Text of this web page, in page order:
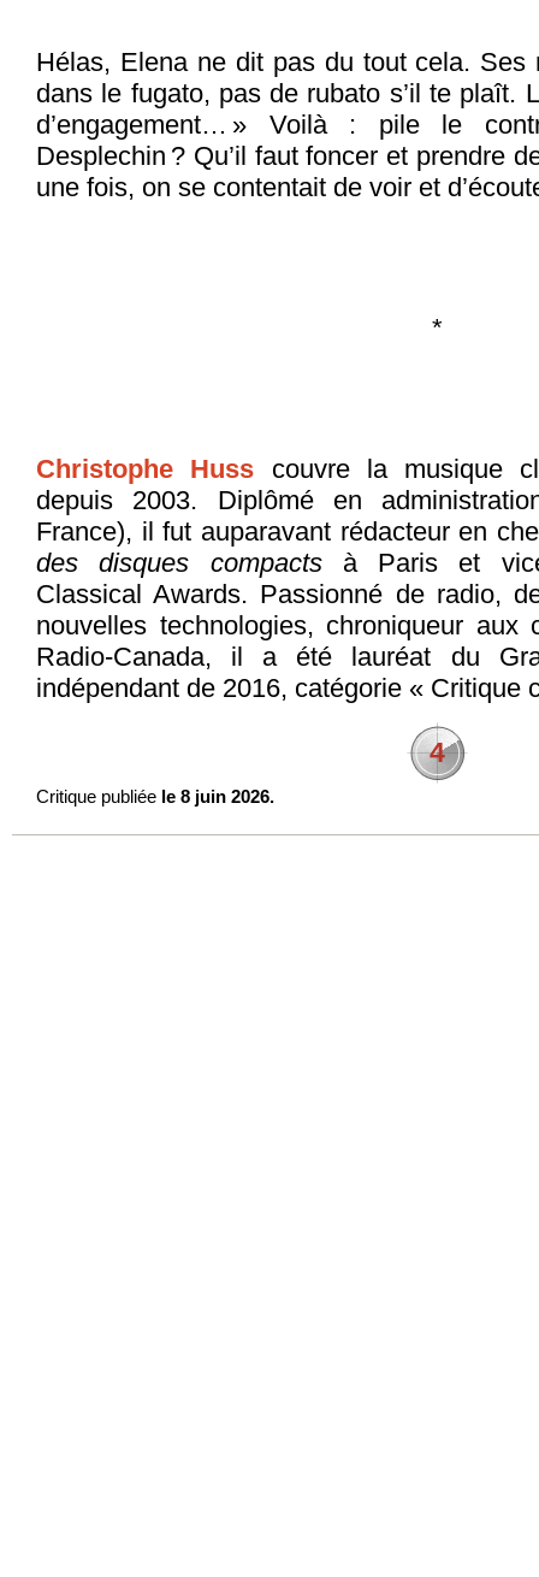
Hélas, Elena ne dit pas du tout cela. Ses
dans le fugato, pas de rubato s’il te plaît.
d’engagement… » Voilà : pile le
Desplechin ? Qu’il faut foncer et prendre
une fois, on se contentait de voir et
*
Christophe Huss couvre la musique
depuis 2003. Diplômé en
France), il fut auparavant rédacteur en
des disques compactsà Paris et
Classical Awards. Passionné de radio,
nouvelles technologies, chroniqueur
Radio-Canada, il a été lauréat du
indépendant de 2016, catégorie « Critique
4
Critique publiée le 8 juin 2026.